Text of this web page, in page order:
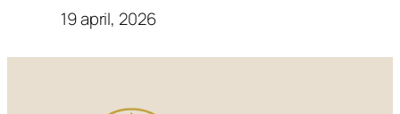
19 april, 2026